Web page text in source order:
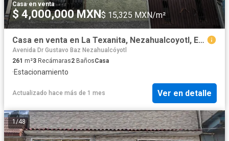
Casa·en venta
$ 4,000,000 MXN$ 15,325 MXN/m²
Casa en venta en La Texanita, Nezahualcoyotl, Estado de México
Avenida Dr Gustavo Baz Nezahualcóyotl
261 m²3 Recámaras2 BañosCasa
·Estacionamiento
Actualizado hace más de 1 mes Ver en detalle
1/48